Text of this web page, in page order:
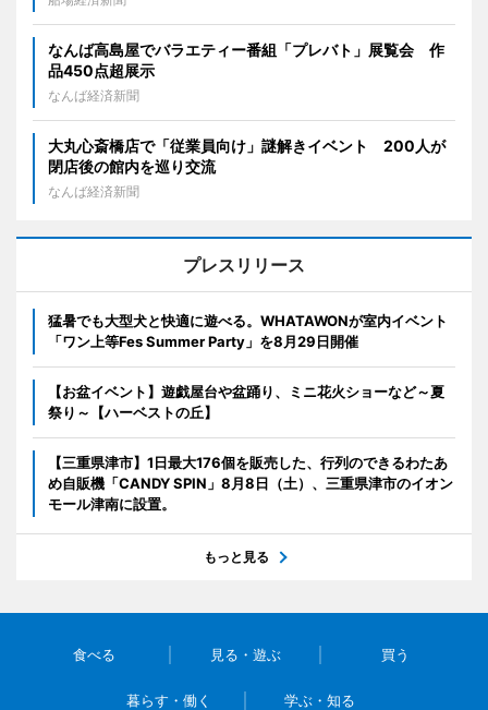
なんば高島屋でバラエティー番組「プレバト」展覧会 作
品450点超展示
なんば経済新聞
大丸心斎橋店で「従業員向け」謎解きイベント 200人が
閉店後の館内を巡り交流
なんば経済新聞
プレスリリース
猛暑でも大型犬と快適に遊べる。WHATAWONが室内イベント
「ワン上等Fes Summer Party」を8月29日開催
【お盆イベント】遊戯屋台や盆踊り、ミニ花火ショーなど～夏
祭り～【ハーベストの丘】
【三重県津市】1日最大176個を販売した、行列のできるわたあ
め自販機「CANDY SPIN」8月8日（土）、三重県津市のイオン
モール津南に設置。
もっと見る
食べる 見る・遊ぶ 買う
暮らす・働く 学ぶ・知る